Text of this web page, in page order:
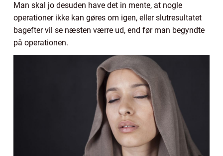
Man skal jo desuden have det in mente, at nogle
operationer ikke kan gøres om igen, eller slutresultatet
bagefter vil se næsten værre ud, end før man begyndte
på operationen.